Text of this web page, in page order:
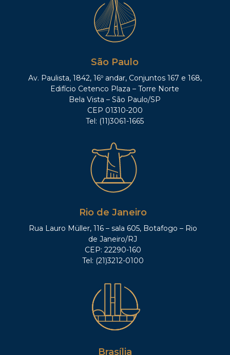
São Paulo
Av. Paulista, 1842, 16º andar, Conjuntos 167 e 168,
Edifício Cetenco Plaza – Torre Norte
Bela Vista – São Paulo/SP
CEP 01310-200
Tel: (11)3061-1665
Rio de Janeiro
Rua Lauro Müller, 116 – sala 605, Botafogo – Rio
de Janeiro/RJ
CEP: 22290-160
Tel: (21)3212-0100
Brasília